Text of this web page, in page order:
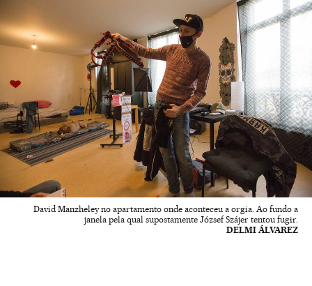
David Manzheley no apartamento onde aconteceu a orgia. Ao fundo a
janela pela qual supostamente József Szájer tentou fugir.
DELMI ÁLVAREZ